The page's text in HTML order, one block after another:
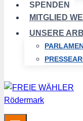
SPENDEN
MITGLIED
UNSERE